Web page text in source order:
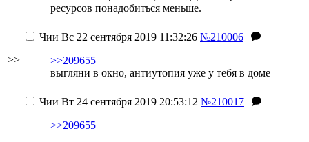
ресурсов понадобиться меньше.
>>
Чии Вс 22 сентября 2019 11:32:26 №210006
>>209655
выгляни в окно, антиутопия уже у тебя в доме
Чии Вт 24 сентября 2019 20:53:12 №210017
>>209655